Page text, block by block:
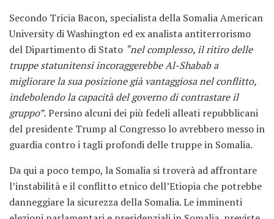
Secondo Tricia Bacon, specialista della Somalia American
University di Washington ed ex analista antiterrorismo
del Dipartimento di Stato “nel complesso, il ritiro delle
truppe statunitensi incoraggerebbe Al-Shabab a
migliorare la sua posizione già vantaggiosa nel conflitto,
indebolendo la capacità del governo di contrastare il
gruppo”.Persino alcuni dei più fedeli alleati repubblicani
del presidente Trump al Congresso lo avrebbero messo in
guardia contro i tagli profondi delle truppe in Somalia.
Da qui a poco tempo, la Somalia si troverà ad affrontare
l’instabilità e il conflitto etnico dell’Etiopia che potrebbe
danneggiare la sicurezza della Somalia. Le imminenti